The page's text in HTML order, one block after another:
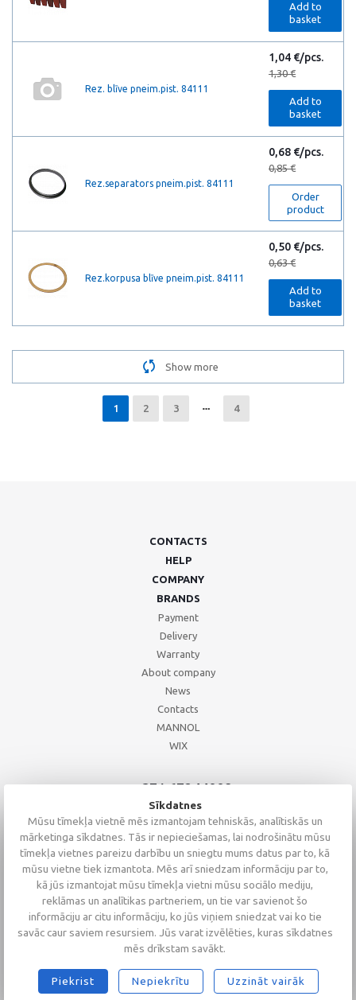
Add to
basket
Rez. blīve pneim.pist. 84111
1,04 €/pcs.
1,30 €
Add to
basket
Rez.separators pneim.pist. 84111
0,68 €/pcs.
0,85 €
Order
product
Rez.korpusa blīve pneim.pist. 84111
0,50 €/pcs.
0,63 €
Add to
basket
Show more
1 2 3 4
CONTACTS
HELP
COMPANY
BRANDS
Payment
Delivery
Warranty
About company
News
Contacts
MANNOL
WIX
+371 67244008
+371 67271055
+371 26002793
2026 © Altaserviss SIA
Sīkdatnes
Mūsu tīmekļa vietnē mēs izmantojam tehniskās, analītiskās un
mārketinga sīkdatnes. Tās ir nepieciešamas, lai nodrošinātu mūsu
tīmekļa vietnes pareizu darbību un sniegtu mums datus par to, kā
mūsu vietne tiek izmantota. Mēs arī sniedzam informāciju par to,
kā jūs izmantojat mūsu tīmekļa vietni mūsu sociālo mediju,
reklāmas un analītikas partneriem, un tie var savienot šo
informāciju ar citu informāciju, ko jūs viņiem sniedzat vai ko tie
savāc caur saviem resursiem. Jūs varat izvēlēties, kuras sīkdatnes
mēs drīkstam savākt.
Piekrist Nepiekrītu Uzzināt vairāk